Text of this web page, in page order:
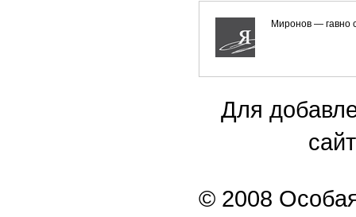
Миронов — гавно
Для
© 2008